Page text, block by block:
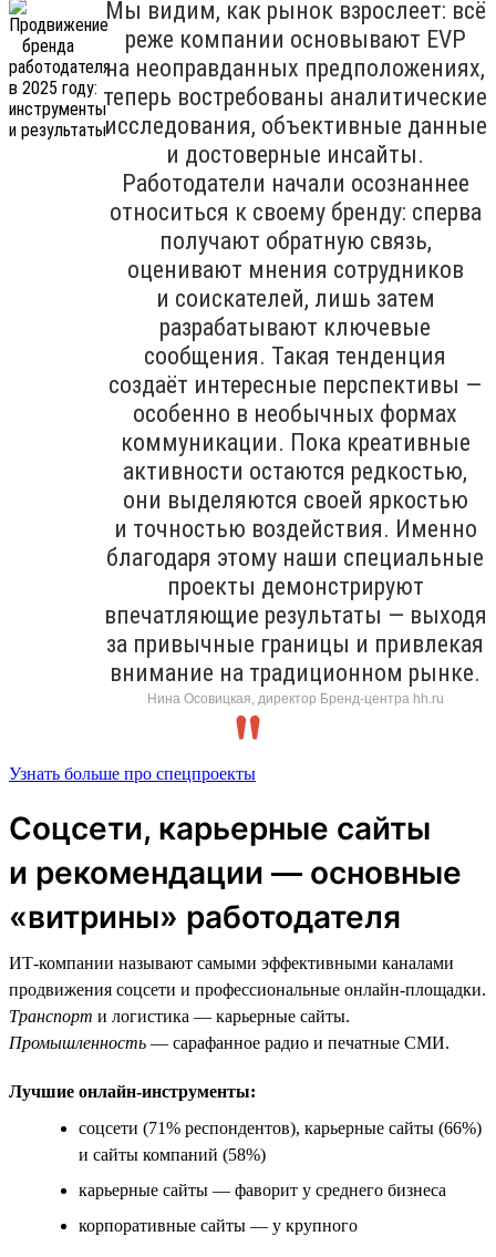
Мы видим, как рынок взрослеет: всё
реже компании основывают EVP
на неоправданных предположениях,
теперь востребованы аналитические
исследования, объективные данные
и достоверные инсайты.
Работодатели начали осознаннее
относиться к своему бренду: сперва
получают обратную связь,
оценивают мнения сотрудников
и соискателей, лишь затем
разрабатывают ключевые
сообщения. Такая тенденция
создаёт интересные перспективы —
особенно в необычных формах
коммуникации. Пока креативные
активности остаются редкостью,
они выделяются своей яркостью
и точностью воздействия. Именно
благодаря этому наши специальные
проекты демонстрируют
впечатляющие результаты — выходя
за привычные границы и привлекая
внимание на традиционном рынке.
Нина Осовицкая, директор Бренд-центра hh.ru
Узнать больше про спецпроекты
Соцсети, карьерные сайты
и рекомендации — основные
«витрины» работодателя
ИТ-компании называют самыми эффективными каналами
продвижения соцсети и профессиональные онлайн-площадки.
Транспорт и логистика — карьерные сайты.
Промышленность — сарафанное радио и печатные СМИ.
Лучшие онлайн-инструменты:
соцсети (71% респондентов), карьерные сайты (66%)
и сайты компаний (58%)
карьерные сайты — фаворит у среднего бизнеса
корпоративные сайты — у крупного